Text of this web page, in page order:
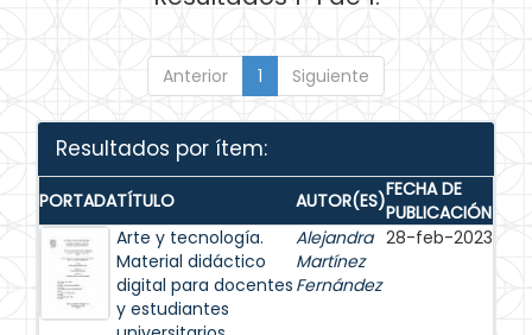
Anterior 1 Siguiente
Resultados por ítem:
PORTADATÍTULO AUTOR(ES)FECHA DE
PUBLICACIÓN
Arte y tecnología.
Material didáctico
digital para docentes
y estudiantes
Alejandra
Martínez
Fernández
28-feb-2023